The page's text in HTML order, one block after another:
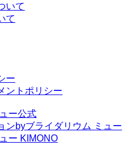
いて
て
ー
ントポリシー
ー公式
ンbyブライダリウム ミュー
ー KIMONO